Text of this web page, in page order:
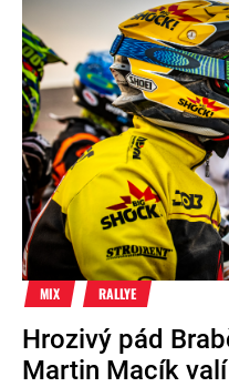
MIX RALLYE
Hrozivý pád
Martin Macík